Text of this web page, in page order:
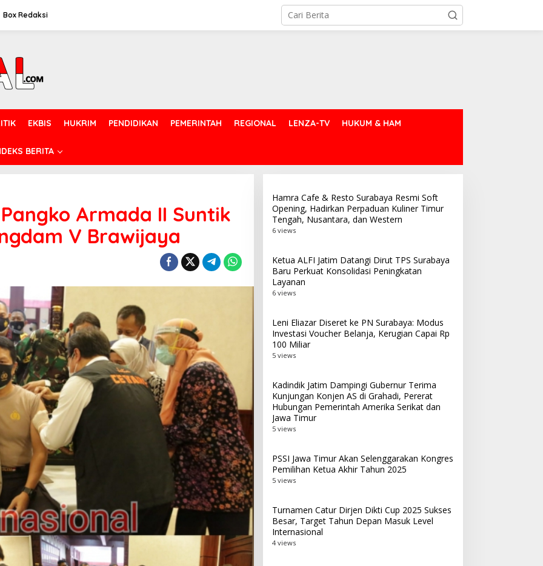
Box Redaksi
EKBIS HUKRIM PENDIDIKAN PEMERINTAH REGIONAL LENZA-TV HUKUM & HAM
BERITA
Armada II Suntik
V Brawijaya
Hamra Cafe & Resto Surabaya Resmi Soft
Opening, Hadirkan Perpaduan Kuliner Timur
Tengah, Nusantara, dan Western
6 views
Ketua ALFI Jatim Datangi Dirut TPS Surabaya
Baru Perkuat Konsolidasi Peningkatan
Layanan
6 views
Leni Eliazar Diseret ke PN Surabaya: Modus
Investasi Voucher Belanja, Kerugian Capai Rp
100 Miliar
5 views
Kadindik Jatim Dampingi Gubernur Terima
Kunjungan Konjen AS di Grahadi, Pererat
Hubungan Pemerintah Amerika Serikat dan
Jawa Timur
5 views
PSSI Jawa Timur Akan Selenggarakan Kongres
Pemilihan Ketua Akhir Tahun 2025
5 views
Turnamen Catur Dirjen Dikti Cup 2025 Sukses
Besar, Target Tahun Depan Masuk Level
Internasional
4 views